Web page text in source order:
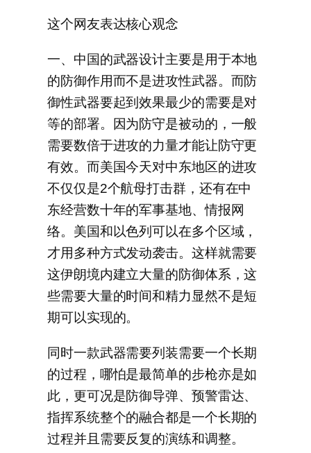
这个网友表达核心观念
一、中国的武器设计主要是用于本地
的防御作用而不是进攻性武器。而防
御性武器要起到效果最少的需要是对
等的部署。因为防守是被动的，一般
需要数倍于进攻的力量才能让防守更
有效。而美国今天对中东地区的进攻
不仅仅是2个航母打击群，还有在中
东经营数十年的军事基地、情报网
络。美国和以色列可以在多个区域，
才用多种方式发动袭击。这样就需要
这伊朗境内建立大量的防御体系，这
些需要大量的时间和精力显然不是短
期可以实现的。
同时一款武器需要列装需要一个长期
的过程，哪怕是最简单的步枪亦是如
此，更可况是防御导弹、预警雷达、
指挥系统整个的融合都是一个长期的
过程并且需要反复的演练和调整。